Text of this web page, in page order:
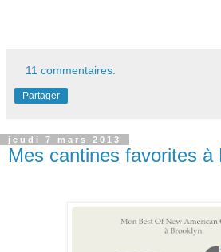
11 commentaires:
Partager
jeudi 7 mars 2013
Mes cantines favorites à